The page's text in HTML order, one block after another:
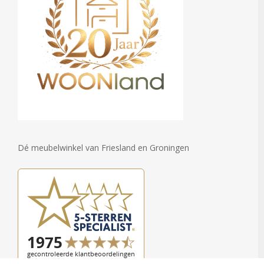
Dé meubelwinkel van Friesland en Groningen